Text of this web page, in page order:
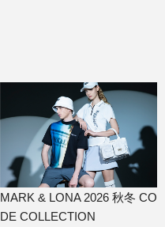
MARK & LONA 2026 秋冬 CO
DE COLLECTION